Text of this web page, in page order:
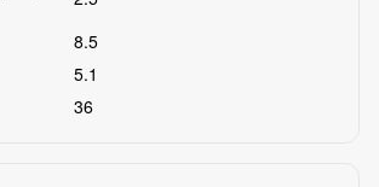
8.5
5.1
36